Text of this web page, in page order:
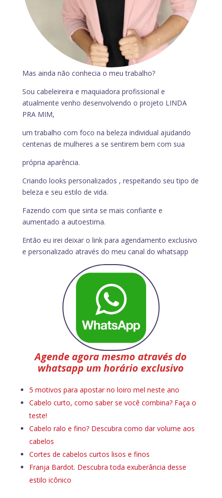
Mas ainda não conhecia o meu trabalho?
Sou cabeleireira e maquiadora profissional e
atualmente venho desenvolvendo o projeto LINDA
PRA MIM,
um trabalho com foco na beleza individual ajudando
centenas de mulheres a se sentirem bem com sua
própria aparência.
Criando looks personalizados , respeitando seu tipo de
beleza e seu estilo de vida.
Fazendo com que sinta se mais confiante e
aumentado a autoestima.
Então eu irei deixar o link para agendamento exclusivo
e personalizado através do meu canal do whatsapp
Agende agora mesmo através do
whatsapp um horário exclusivo
5 motivos para apostar no loiro mel neste ano
Cabelo curto, como saber se você combina? Faça o
teste!
Cabelo ralo e fino? Descubra como dar volume aos
cabelos
Cortes de cabelos curtos lisos e finos
Franja Bardot. Descubra toda exuberância desse
estilo icônico